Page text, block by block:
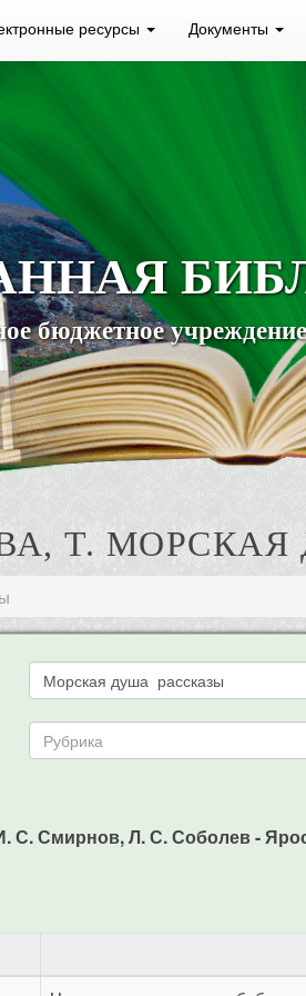
ресурсы Документы
бюджетное
Т.
С. Смирнов, Л. С. Соболев -